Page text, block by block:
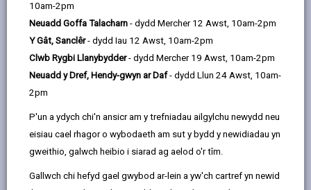
10am-2pm
Neuadd Goffa Talacharn - dydd Mercher 12 Awst, 10am-2pm
Y Gât, Sanclêr- dydd Iau 12 Awst, 10am-2pm
Clwb Rygbi Llanybydder- dydd Mercher 19 Awst, 10am-2pm
Neuadd y Dref, Hendy-gwyn ar Daf- dydd Llun 24 Awst, 10am-
2pm
P'un a ydych chi'n ansicr am y trefniadau ailgylchu newydd neu
eisiau cael rhagor o wybodaeth am sut y bydd y newidiadau yn
gweithio, galwch heibio i siarad ag aelod o'r tîm.
Gallwch chi hefyd gael gwybod ar-lein a yw'ch cartref yn newid
new
tab
a
tab
new
lleol. Mae'r cynllun yn sicrhau bod aelwydydd yng
Nghymru yn parhau i gael cymorth o ran talu eu biliau
treth gyngor.
Mae Cynllun Gostyngiadau’r Dreth Gyngor yn dal i fod
yn seiliedig ar reolau'r budd-dal treth gyngor blaenorol.
Ar hyn o bryd, 100% o'r tâl yw'r uchafswm cymorth
sydd ar gael o dan y cynllun newydd ond gallai hyn
newid yn y blynyddoedd sydd i ddod.
Gallech fod yn gymwys os ydych ar incwm isel, yn
hawlio budd-daliadau neu ar Credyd Cynhwysol gan yr